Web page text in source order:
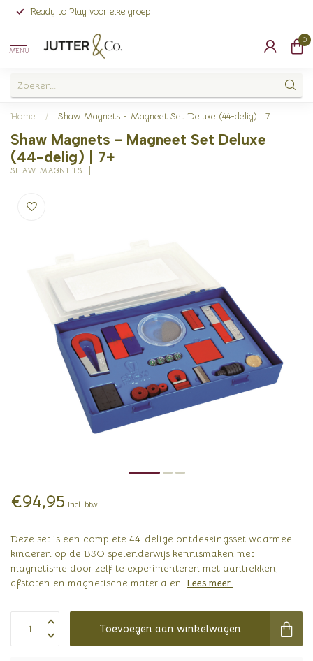
Ready to Play voor elke groep
MENU
0
Home / Shaw Magnets - Magneet Set Deluxe (44-delig) | 7+
Shaw Magnets - Magneet Set Deluxe
(44-delig) | 7+
SHAW MAGNETS
€94,95 Incl. btw
Deze set is een complete 44-delige ontdekkingsset waarmee
kinderen op de BSO spelenderwijs kennismaken met
magnetisme door zelf te experimenteren met aantrekken,
afstoten en magnetische materialen. Lees meer.
Toevoegen aan winkelwagen